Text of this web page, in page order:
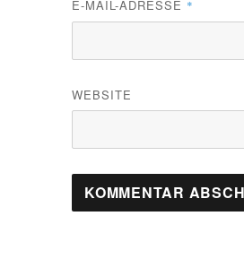
E-MAIL-ADRESSE *
WEBSITE